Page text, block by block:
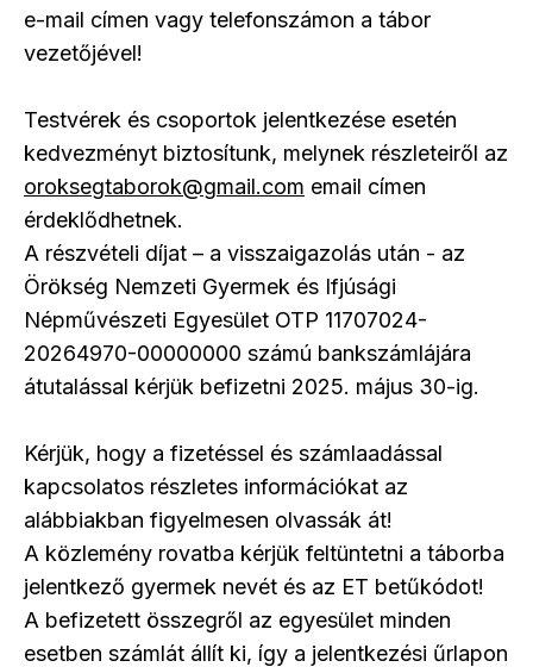
e-mail címen vagy telefonszámon a tábor
vezetőjével!
Testvérek és csoportok jelentkezése esetén
kedvezményt biztosítunk, melynek részleteiről az
oroksegtaborok@gmail.com email címen
érdeklődhetnek.
A részvételi díjat – a visszaigazolás után - az
Örökség Nemzeti Gyermek és Ifjúsági
Népművészeti Egyesület OTP 11707024-
20264970-00000000 számú bankszámlájára
átutalással kérjük befizetni 2025. május 30-ig.
Kérjük, hogy a fizetéssel és számlaadással
kapcsolatos részletes információkat az
alábbiakban figyelmesen olvassák át!
A közlemény rovatba kérjük feltüntetni a táborba
jelentkező gyermek nevét és az ET betűkódot!
A befizetett összegről az egyesület minden
esetben számlát állít ki, így a jelentkezési űrlapon